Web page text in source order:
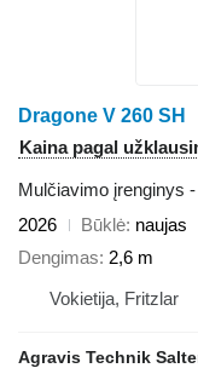
Dragone V 260 SH
Kaina pagal
Mulčiavimo įrenginys
2026
Būklė naujas
Dengimas 2,6 m
Vokietija, Fritzlar
Agravis Technik